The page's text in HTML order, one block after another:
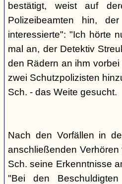
bestätigt, weist auf
Polizeibeamten hin,
interessierte": "Ich hörte
mal an, der Detektiv
den Rädern an ihm
zwei Schutzpolizisten
Sch. - das Weite gesucht.
Nach den Vorfällen in
anschließenden
Sch. seine Erkenntnisse
"Bei den